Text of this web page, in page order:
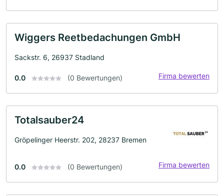
Wiggers Reetbedachungen GmbH
Sackstr. 6, 26937 Stadland
0.0 (0 Bewertungen) Firma bewerten
Totalsauber24
Gröpelinger Heerstr. 202, 28237 Bremen
0.0 (0 Bewertungen) Firma bewerten